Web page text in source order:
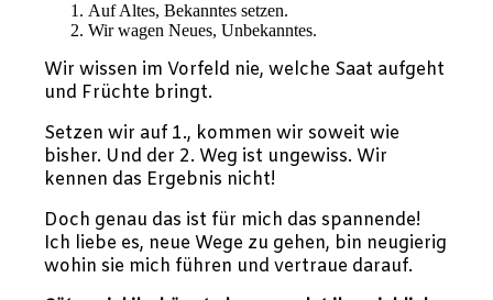
Auf Altes, Bekanntes setzen.
Wir wagen Neues, Unbekanntes.
Wir wissen im Vorfeld nie, welche Saat aufgeht
und Früchte bringt.
Setzen wir auf 1., kommen wir soweit wie
bisher. Und der 2. Weg ist ungewiss. Wir
kennen das Ergebnis nicht!
Doch genau das ist für mich das spannende!
Ich liebe es, neue Wege zu gehen, bin neugierig
wohin sie mich führen und vertraue darauf.